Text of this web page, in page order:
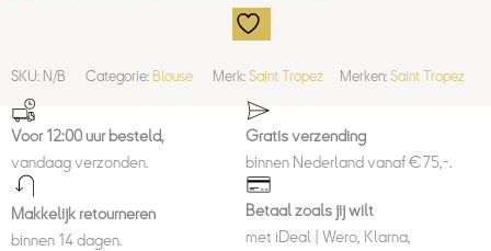
SKU: N/B Categorie: Blouse Merk: Saint Tropez Merken: Saint Tropez
Voor 12:00 uur besteld,
vandaag verzonden.
Gratis verzending
binnen Nederland vanaf €75,-.
Makkelijk retourneren
binnen 14 dagen.
Betaal zoals jij wilt
met iDeal | Wero, Klarna,